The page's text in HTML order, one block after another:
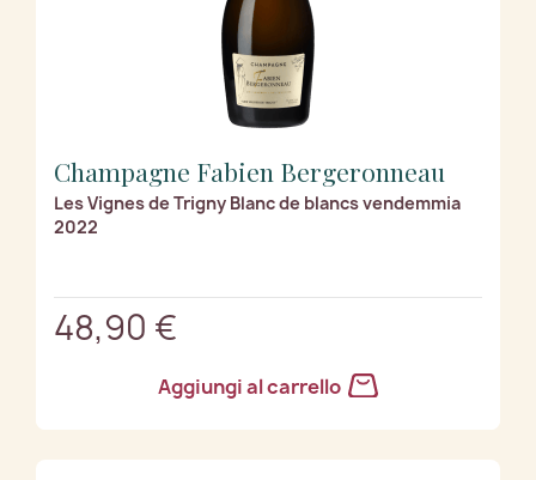
Champagne Fabien Bergeronneau
Les Vignes de Trigny Blanc de blancs vendemmia
2022
48,90 €
Aggiungi al carrello